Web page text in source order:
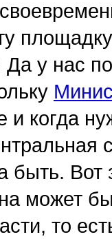
Да у нас
и когда
быть. Вот
может
то